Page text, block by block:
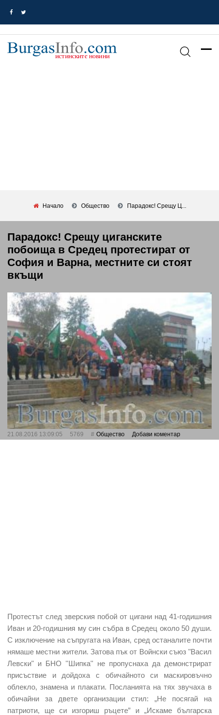
Начало Общество Парадокс! Срещу Ц...
Парадокс! Срещу циганските
побоища в Средец протестират от
София и Варна, местните си стоят
вкъщи
21.08.2016 13:09:05 5769 Общество Добави коментар
Протестът след зверския побой от цигани над 41-годишния
Иван и 20-годишния му син събра в Средец около 50 души.
С изключение на съпругата на Иван, сред останалите почти
нямаше местни жители. Затова пък от Войнски съюз "Васил
Левски" и БНО ''Шипка'' не пропуснаха да демонстрират
присъствие и дойдоха с обичайното си маскировъчно
облекло, знамена и плакати. Посланията на тях звучаха в
обичайни за двете организации стил: „Не посягай на
патриоти, ще си изгориш ръцете” и „Искаме българска